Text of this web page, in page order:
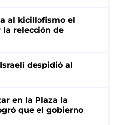
al kicillofismo el
relección de
despidió al
en la Plaza la
que el gobierno